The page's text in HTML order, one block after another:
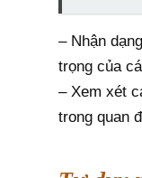
– Nhận
trọng của
– Xem xét
trong quan